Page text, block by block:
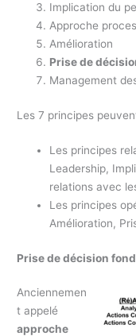
Implication du
Approche
Amélioration
Prise de
Management
Les 7 principes
Les principes
Leadership,
relations avec
Les principes
Amélioration,
Prise de décision
Anciennemen
t appelé
approche